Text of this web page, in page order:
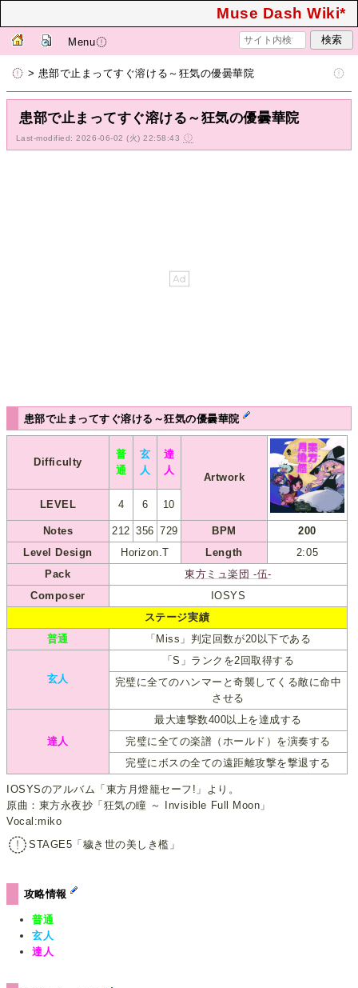
Muse Dash Wiki*
Menu
> 患部で止まってすぐ溶ける～狂気の優曇華院
患部で止まってすぐ溶ける～狂気の優曇華院
Last-modified: 2026-06-02 (火) 22:58:43
患部で止まってすぐ溶ける～狂気の優曇華院
Difficulty
普
通
玄
人
達
人
Artwork
LEVEL 4 6 10
Notes 212 356 729 BPM
200
Level Design
Horizon.T Length
2:05
Pack
東方ミュ楽団 -伍-
Composer
IOSYS
ステージ実績
普通
「Miss」判定回数が20以下である
玄人
「S」ランクを2回取得する
完璧に全てのハンマーと奇襲してくる敵に命中
させる
達人
最大連撃数400以上を達成する
完璧に全ての楽譜（ホールド）を演奏する
完璧にボスの全ての遠距離攻撃を撃退する
IOSYSのアルバム「東方月燈籠セーフ!」より。
原曲：東方永夜抄「狂気の瞳 ～ Invisible Full Moon」
Vocal:miko
STAGE5「穢き世の美しき檻」
攻略情報
普通
玄人
達人